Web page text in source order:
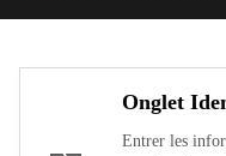
Onglet
Entrer les